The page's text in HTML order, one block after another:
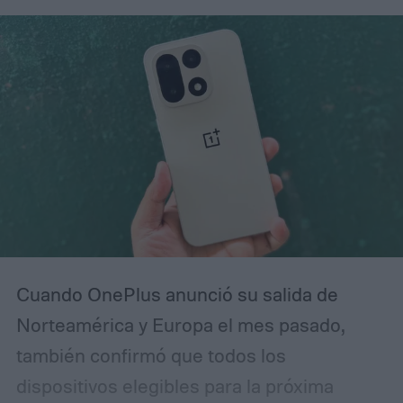
Cuando OnePlus anunció su salida de
Norteamérica y Europa el mes pasado,
también confirmó que todos los
dispositivos elegibles para la próxima